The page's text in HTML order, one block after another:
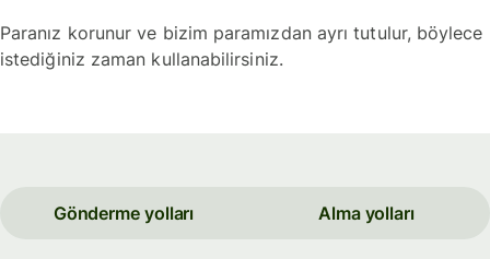
Paranız korunur ve bizim paramızdan ayrı tutulur, böylece
istediğiniz zaman kullanabilirsiniz.
Gönderme yolları Alma yolları